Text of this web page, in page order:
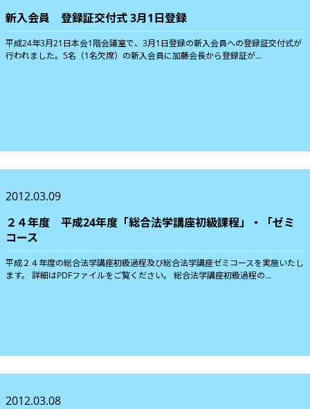
新入会員 登録証交付式 3月1日登録
平成24年3月21日本会1階会議室で、3月1日登録の新入会員への登録証交付式が
行われました。5名（1名欠席）の新入会員に加藤会長から登録証が...
2012.03.09
２４年度 平成24年度「総合法学講座初級課程」・「ゼミ
コース
平成２４年度の総合法学講座初級過程及び総合法学講座ゼミコースを実施いたし
ます。 詳細はPDFファイルをご覧ください。 総合法学講座初級過程の...
2012.03.08